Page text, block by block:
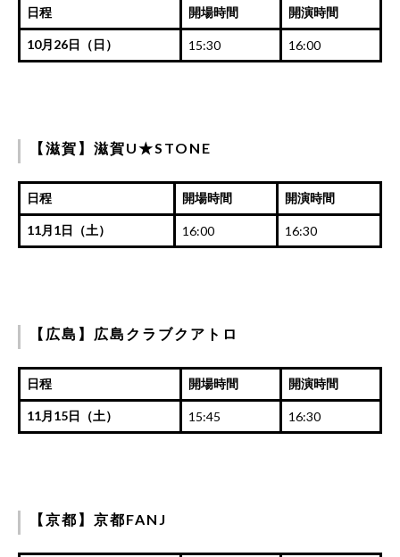
日程 開場時間 開演時間
10月26日（日） 15:30 16:00
【滋賀】滋賀U★STONE
日程 開場時間 開演時間
11月1日（土） 16:00 16:30
【広島】広島クラブクアトロ
日程 開場時間 開演時間
11月15日（土） 15:45 16:30
【京都】京都FANJ